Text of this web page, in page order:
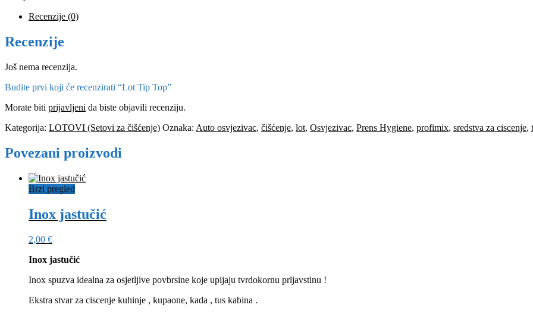
Recenzije (0)
Recenzije
Još nema recenzija.
Budite prvi koji će recenzirati “Lot Tip Top”
Morate biti prijavljeni da biste objavili recenziju.
Kategorija: LOTOVI (Setovi za čišćenje) Oznaka: Auto osvjezivac, čišćenje, lot, Osvjezivac, Prens Hygiene, profimix, sredstva za ciscenje,
Povezani proizvodi
Brzi pregled
Inox jastučić
2,00 €
Inox jastučić
Inox spuzva idealna za osjetljive povbrsine koje upijaju tvrdokornu prljavstinu !
Ekstra stvar za ciscenje kuhinje , kupaone, kada , tus kabina .